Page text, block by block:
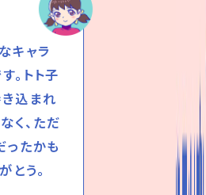
キャラ
。トト子
込まれ
く、ただ
ったかも
とう。